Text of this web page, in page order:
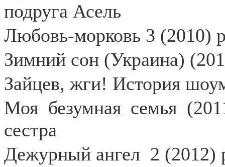
подруга Асель
Любовь-морковь 3 (2010)
Зимний сон (Украина)
Зайцев, жги! История
Моя безумная семья
сестра
Дежурный ангел 2 (2012)